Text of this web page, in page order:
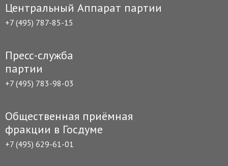
Центральный Аппарат партии
+7 (495) 787-85-15
Пресс-служба
партии
+7 (495) 783-98-03
Общественная приёмная
фракции в Госдуме
+7 (495) 629-61-01